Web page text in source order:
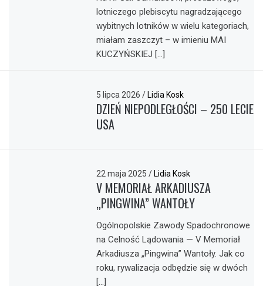
lotniczego plebiscytu nagradzającego
wybitnych lotników w wielu kategoriach,
miałam zaszczyt – w imieniu MAI
KUCZYŃSKIEJ […]
5 lipca 2026/ Lidia Kosk
DZIEŃ NIEPODLEGŁOŚCI – 250 LECIE
USA
22 maja 2025/ Lidia Kosk
V MEMORIAŁ ARKADIUSZA
„PINGWINA” WANTOŁY
Ogólnopolskie Zawody Spadochronowe
na Celność Lądowania — V Memoriał
Arkadiusza „Pingwina” Wantoły. Jak co
roku, rywalizacja odbędzie się w dwóch
[…]